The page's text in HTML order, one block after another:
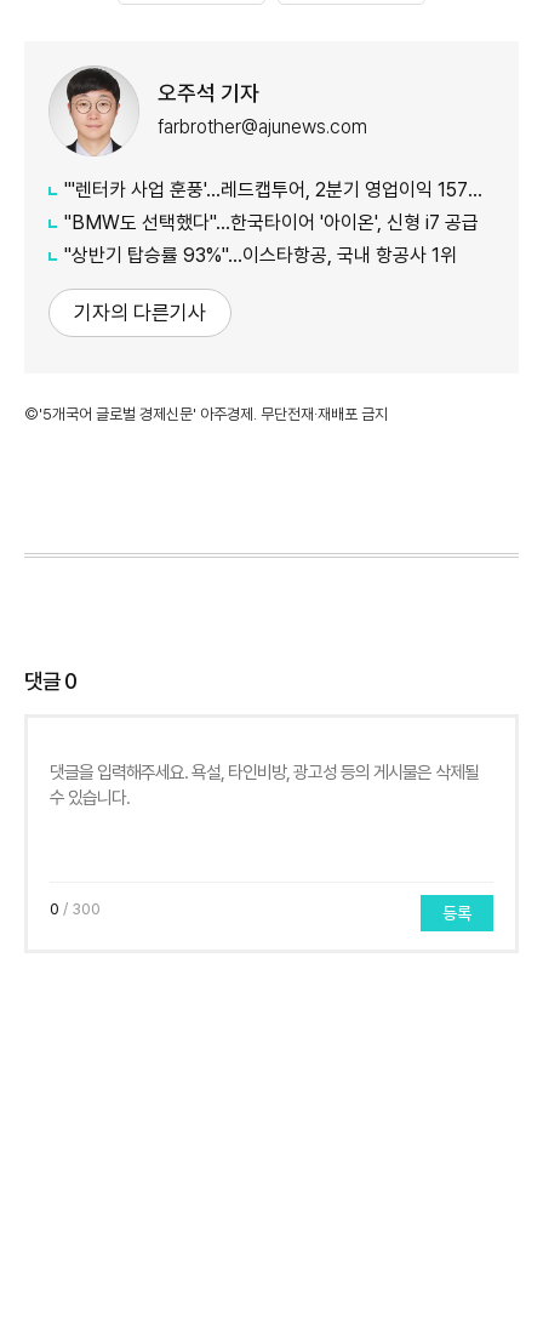
오주석 기자
farbrother@ajunews.com
"'렌터카 사업 훈풍'…레드캡투어, 2분기 영업이익 157억원
"BMW도 선택했다"…한국타이어 '아이온', 신형 i7 공급
"상반기 탑승률 93%"…이스타항공, 국내 항공사 1위
기자의 다른기사
©'5개국어 글로벌 경제신문' 아주경제. 무단전재·재배포 금지
댓글0
0 / 300 등록